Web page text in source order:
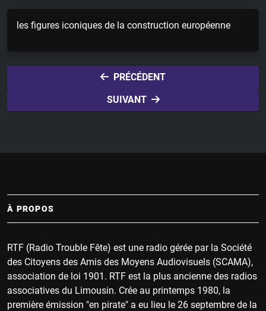
s
les figures iconiques de la construction européenne
PRÉCÉDENT
SUIVANT
À PROPOS
RTF (Radio Trouble Fête) est une radio gérée par la Société
des Citoyens des Amis des Moyens Audiovisuels (SCAMA),
association de loi 1901. RTF est la plus ancienne des radios
associatives du Limousin. Crée au printemps 1980, la
première émission "en pirate" a eu lieu le 26 septembre de la